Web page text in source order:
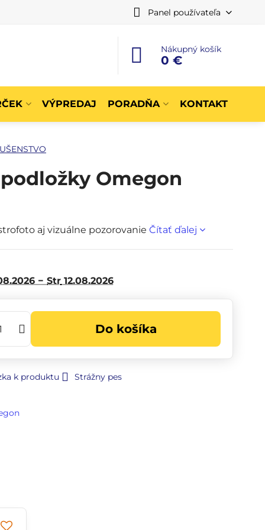
Panel používateľa
Nákupný košík
0 €
VÝPREDAJ PORADŇA KONTAKT
Omegon
aj vizuálne pozorovanie Čítať ďalej
− Str 12.08.2026
Do košíka
k produktu Strážny pes